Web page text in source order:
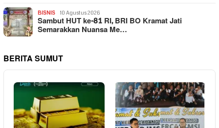
BISNIS 10 Agustus 2026
Sambut HUT ke-81 RI, BRI BO Kramat Jati
Semarakkan Nuansa Me…
BERITA SUMUT